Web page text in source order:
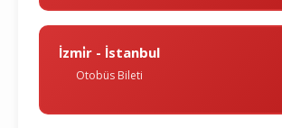
İzmi̇r - İstanbul
Otobüs Bileti